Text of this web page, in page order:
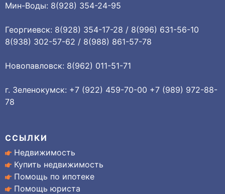
Мин-Воды: 8(928) 354-24-95
Георгиевск: 8(928) 354-17-28 / 8(996) 631-56-10
8(938) 302-57-62 / 8(988) 861-57-78
Новопавловск: 8(962) 011-51-71
г. Зеленокумск: +7 (922) 459-70-00 +7 (989) 972-88-
78
ССЫЛКИ
Недвижимость
Купить недвижимость
Помощь по ипотеке
Помощь юриста